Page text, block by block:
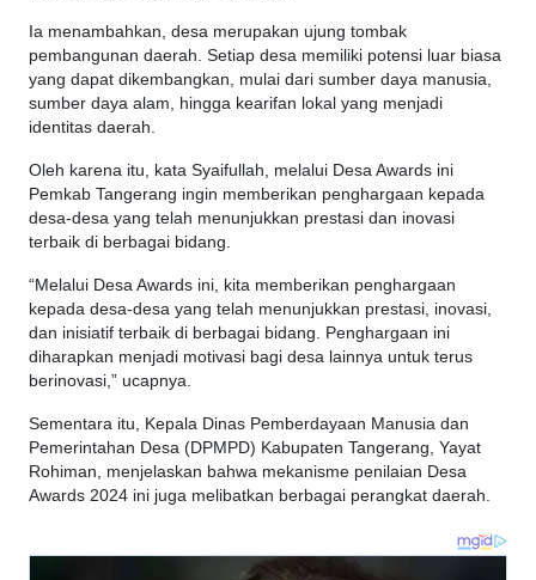
Ia menambahkan, desa merupakan ujung tombak
pembangunan daerah. Setiap desa memiliki potensi luar biasa
yang dapat dikembangkan, mulai dari sumber daya manusia,
sumber daya alam, hingga kearifan lokal yang menjadi
identitas daerah.
Oleh karena itu, kata Syaifullah, melalui Desa Awards ini
Pemkab Tangerang ingin memberikan penghargaan kepada
desa-desa yang telah menunjukkan prestasi dan inovasi
terbaik di berbagai bidang.
“Melalui Desa Awards ini, kita memberikan penghargaan
kepada desa-desa yang telah menunjukkan prestasi, inovasi,
dan inisiatif terbaik di berbagai bidang. Penghargaan ini
diharapkan menjadi motivasi bagi desa lainnya untuk terus
berinovasi,” ucapnya.
Sementara itu, Kepala Dinas Pemberdayaan Manusia dan
Pemerintahan Desa (DPMPD) Kabupaten Tangerang, Yayat
Rohiman, menjelaskan bahwa mekanisme penilaian Desa
Awards 2024 ini juga melibatkan berbagai perangkat daerah.